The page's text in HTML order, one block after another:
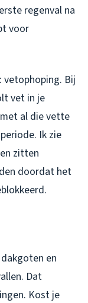
regenval na
voor
vetophoping. Bij
vet in je
al die vette
Ik zie
zitten
doordat het
en
Dat
Kost je